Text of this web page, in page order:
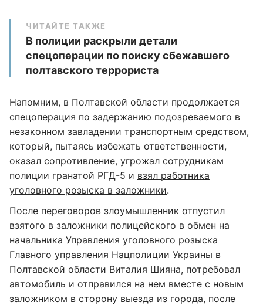
ЧИТАЙТЕ ТАКЖЕ
В полиции раскрыли детали
спецоперации по поиску сбежавшего
полтавского террориста
Напомним, в Полтавской области продолжается
спецоперация по задержанию подозреваемого в
незаконном завладении транспортным средством,
который, пытаясь избежать ответственности,
оказал сопротивление, угрожал сотрудникам
полиции гранатой РГД-5 и взял работника
уголовного розыска в заложники.
После переговоров злоумышленник отпустил
взятого в заложники полицейского в обмен на
начальника Управления уголовного розыска
Главного управления Нацполиции Украины в
Полтавской области Виталия Шияна, потребовал
автомобиль и отправился на нем вместе с новым
заложником в сторону выезда из города, после